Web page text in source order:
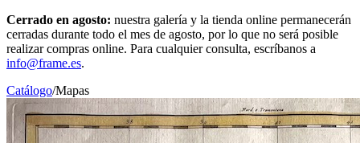
Cerrado en agosto: nuestra galería y la tienda online permanecerán
cerradas durante todo el mes de agosto, por lo que no será posible
realizar compras online. Para cualquier consulta, escríbanos a
info@frame.es.
Catálogo/Mapas